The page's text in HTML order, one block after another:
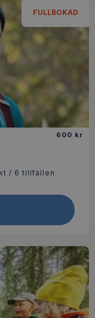
FULLBOKAD
600 kr
/ 6 tillfällen